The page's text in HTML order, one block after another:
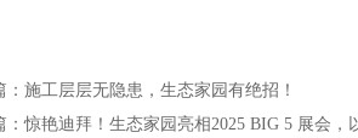
：施工层层无隐患，生态家园有绝招！
：惊艳迪拜！生态家园亮相2025 BIG 5 展会，